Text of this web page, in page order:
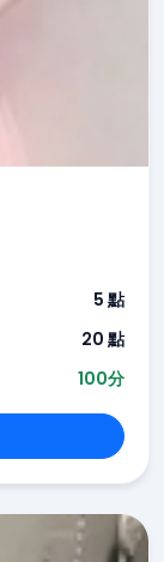
5 點
20 點
100分